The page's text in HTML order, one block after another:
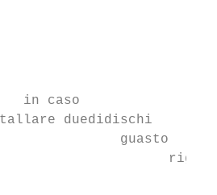
in caso
duedidischi
guasto   di